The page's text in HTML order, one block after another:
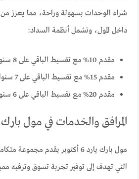
شراء الوحدات بسهولة وراحة، مما يعزز
داخل المول، وتشمل أنظمة السداد:
مقدم 10% مع تقسيط الباقي على 8 سنوات.
مقدم 15% مع تقسيط الباقي على 7 سنوات.
مقدم 20% مع تقسيط الباقي على 6 سنوات.
المرافق والخدمات في مول بارك يارد 6
مول بارك يارد 6 أكتوبر يقدم
التي تهدف إلى توفير تجربة تسوق وترفيه